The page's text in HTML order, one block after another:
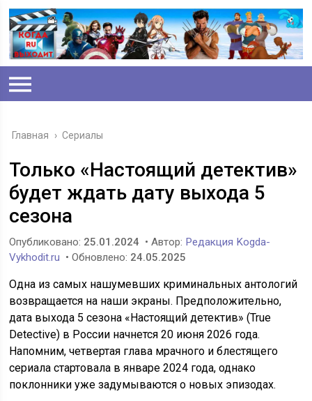
Главная › Сериалы
Только «Настоящий детектив»
будет ждать дату выхода 5
сезона
Опубликовано: 25.01.2024 • Автор: Редакция Kogda-
Vykhodit.ru • Обновлено: 24.05.2025
Одна из самых нашумевших криминальных антологий
возвращается на наши экраны. Предположительно,
дата выхода 5 сезона «Настоящий детектив» (True
Detective) в России начнется 20 июня 2026 года.
Напомним, четвертая глава мрачного и блестящего
сериала стартовала в январе 2024 года, однако
поклонники уже задумываются о новых эпизодах.